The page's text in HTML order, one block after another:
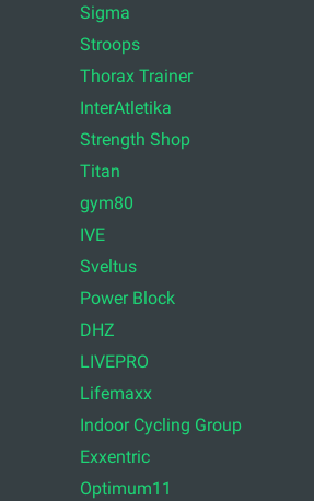
Sigma
Stroops
Thorax Trainer
InterAtletika
Strength Shop
Titan
gym80
IVE
Sveltus
Power Block
DHZ
LIVEPRO
Lifemaxx
Indoor Cycling Group
Exxentric
Optimum11